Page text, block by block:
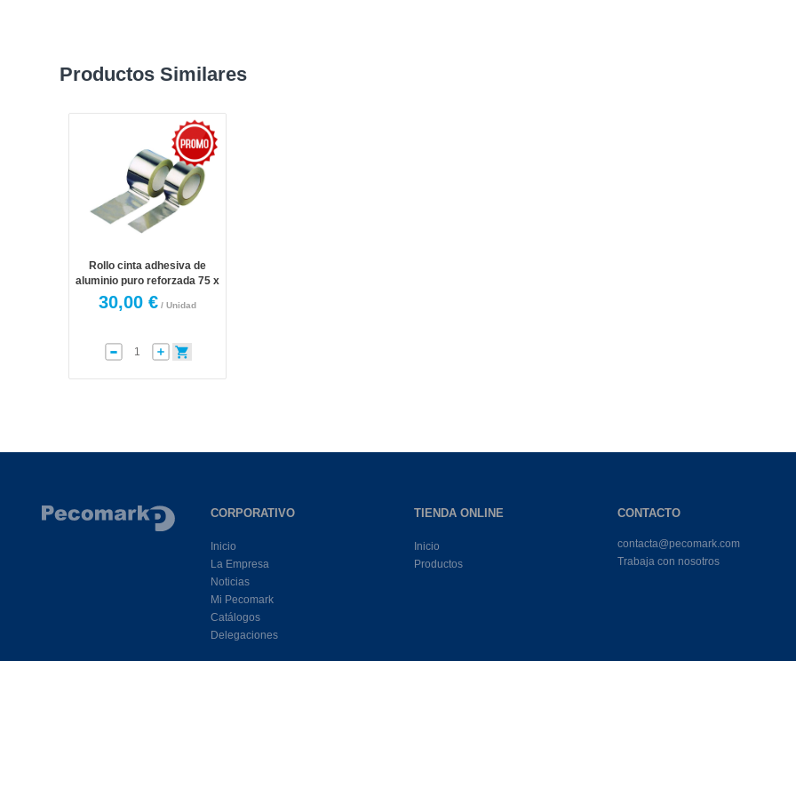
Productos Similares
Rollo cinta adhesiva de
aluminio puro reforzada 75 x
50 color aluminio
30,00 € / Unidad
CORPORATIVO
Inicio
La Empresa
Noticias
Mi Pecomark
Catálogos
Delegaciones
TIENDA ONLINE
Inicio
Productos
CONTACTO
contacta@pecomark.com
Trabaja con nosotros